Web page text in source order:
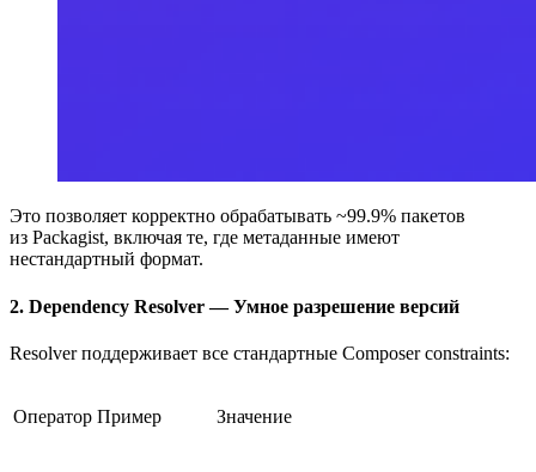
Это позволяет корректно обрабатывать ~99.9% пакетов
из Packagist, включая те, где метаданные имеют
нестандартный формат.
2. Dependency Resolver — Умное разрешение версий
Resolver поддерживает все стандартные Composer constraints:
Оператор Пример Значение